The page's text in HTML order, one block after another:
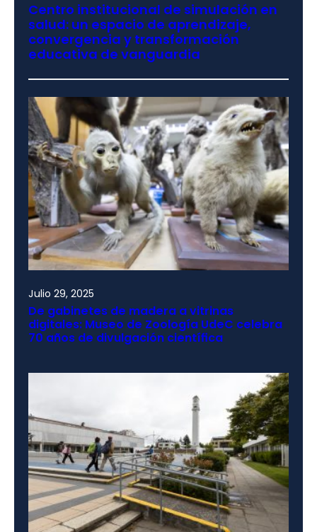
Centro institucional de simulación en
salud: un espacio de aprendizaje,
convergencia y transformación
educativa de vanguardia
Julio 29, 2025
De gabinetes de madera a vitrinas
digitales: Museo de Zoología UdeC celebra
70 años de divulgación científica